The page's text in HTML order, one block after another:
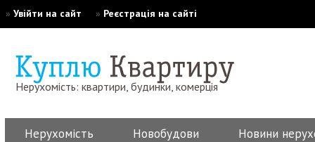
» Увійти на сайт » Реєстрація на сайті
Нерухомість: квартири, будинки, комерція
Нерухомість Новобудови Новини